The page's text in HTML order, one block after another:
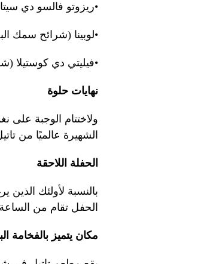
•ريزوتو فالسو دي
•لوبينا (شرائح سمك
•فيليتي دي كوستيلا
نهايات حلوة
ولاختتام الوجبة على
الشهيرة عالميًا من
الحفلة اللاحقة
الحفل تقام من الساعة 4 مساءً حتى 6 مساءً مع الترفيه الحي.
مكان يتميز بالفخامة